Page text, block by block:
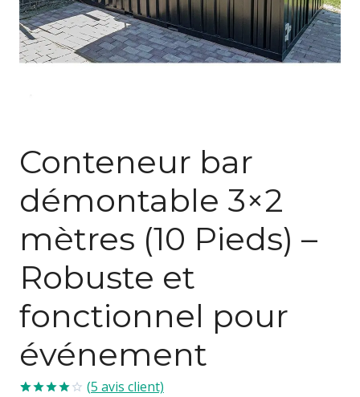
Conteneur bar
démontable 3×2
mètres (10 Pieds) –
Robuste et
fonctionnel pour
événement
(5 avis client)